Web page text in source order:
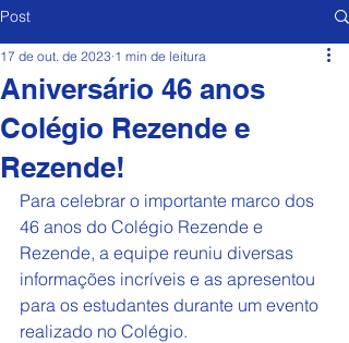
Post
Aniversário 46 anos
Colégio Rezende e
Rezende!
17 de out. de 2023 1 min de leitura
Para celebrar o importante marco dos
46 anos do Colégio Rezende e
Rezende, a equipe reuniu diversas
informações incríveis e as apresentou
para os estudantes durante um evento
realizado no Colégio.